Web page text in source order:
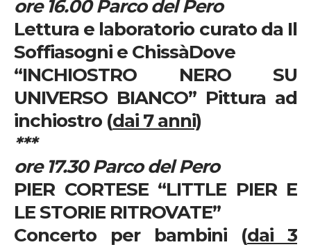
ore 16.00 Parco del Pero
Lettura e laboratorio curato da Il
Soffiasogni e ChissàDove
“INCHIOSTRO NERO SU
UNIVERSO BIANCO” Pittura ad
inchiostro (dai 7 anni)
***
ore 17.30 Parco del Pero
PIER CORTESE “LITTLE PIER E
LE STORIE RITROVATE”
Concerto per bambini (dai 3